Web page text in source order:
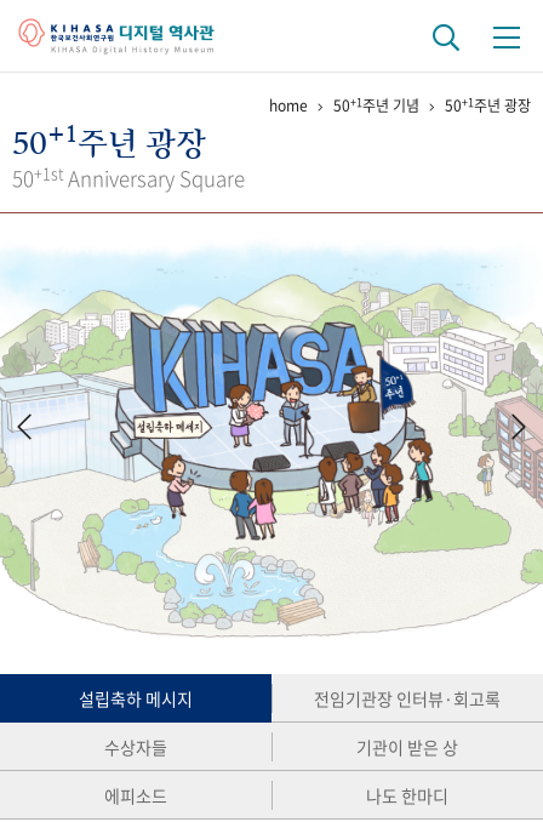
걸어온 길 기관 변천사
키워드로 보는 연구 역사
연구자들
간행물 변천사
기록물 아카이브
사진 아카이브 문서 기록물 행정박물 영상 기록물
50+1 주년 기념
성과 50선 숫자로 보는 50년 50
주년 광장
세계와 함께 한 KIHASA
VR 역사관
home 50+1주년 기념 50+1주년 광장
50+1주년 광장
50+1st Anniversary Square
설립축하 메시지
전임기관장 인터뷰·회고록
수상자들
기관이 받은 상
에피소드
나도 한마디